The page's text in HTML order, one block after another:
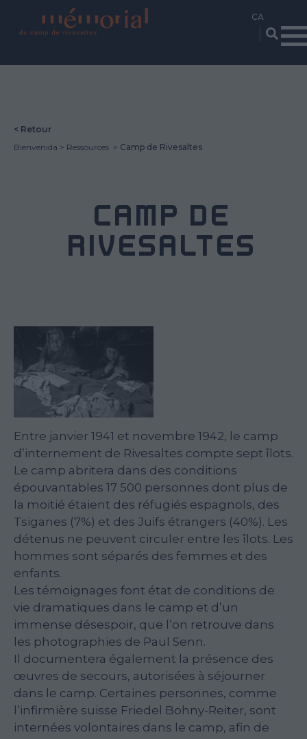
< Retour
Bienvenida
Ressources Camp de Rivesaltes
CAMP DE
RIVESALTES
Entre janvier 1941 et novembre 1942, le camp
d’internement de Rivesaltes compte sept îlots.
Le camp abritera dans des conditions
épouvantables 17 500 personnes dont plus de
la moitié étaient des réfugiés espagnols, des
Tsiganes (7%) et des Juifs étrangers (40%). Les
détenus ne peuvent circuler entre les îlots. Les
hommes sont séparés des femmes et des
enfants.
Les témoignages font état de conditions de
vie dramatiques dans le camp et d’un
immense désespoir, que l’on retrouve dans
les photographies de Paul Senn.
Il documentera également la présence des
œuvres de secours, autorisées à séjourner
dans le camp. Certaines personnes, comme
l’infirmière suisse Friedel Bohny-Reiter, sont
internées volontaires dans le camp, afin de